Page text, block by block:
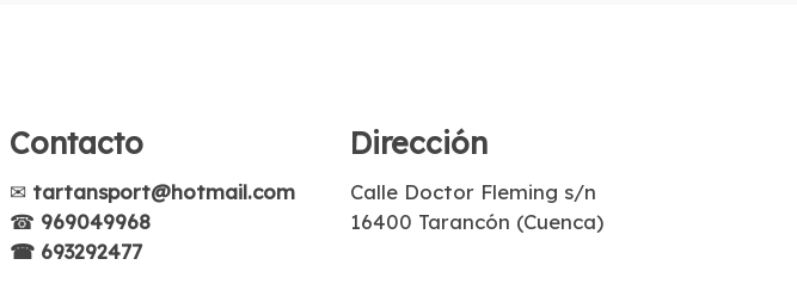
Contacto
✉ tartansport@hotmail.com
☎ 969049968
☎ 693292477
Dirección
Calle Doctor Fleming s/n
16400 Tarancón (Cuenca)